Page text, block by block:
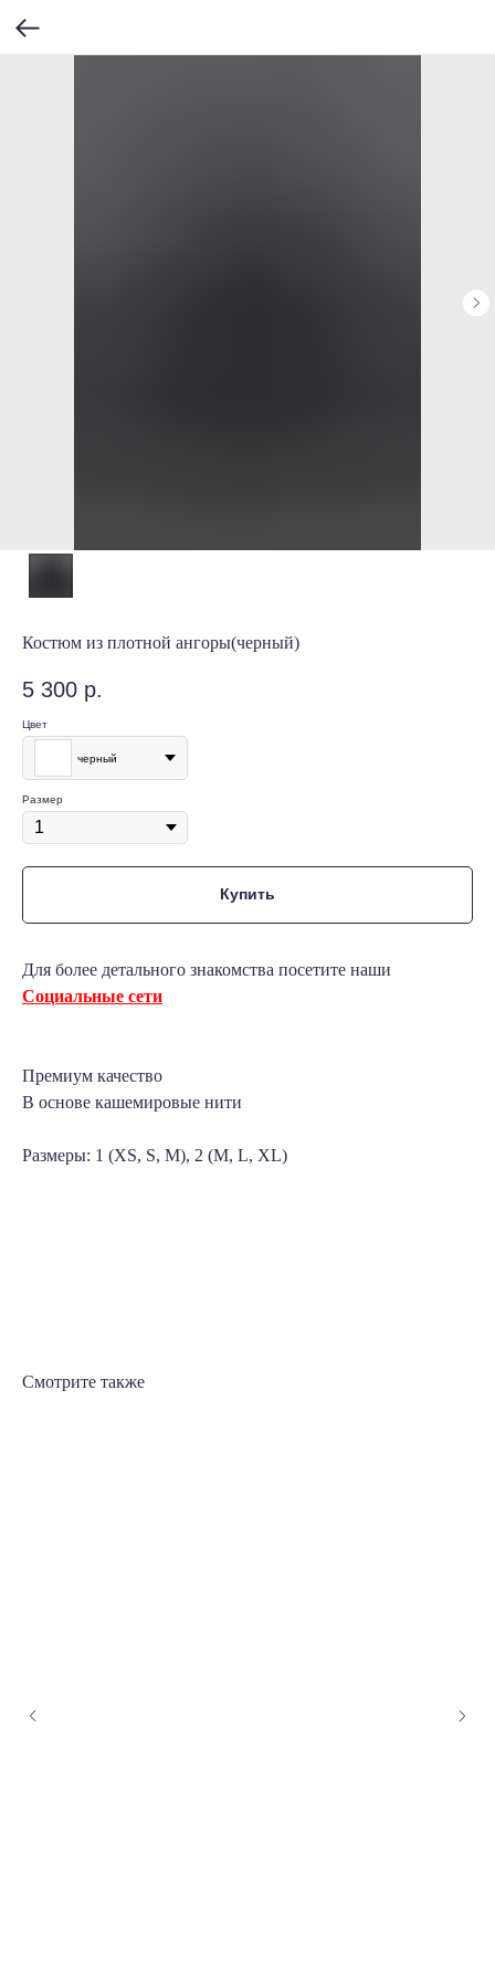
Костюм из плотной ангоры(черный)
5 300 р.
Цвет
черный
Размер
Купить
Для более детального знакомства посетите наши
Социальные сети
Премиум качество
В основе кашемировые нити
Размеры: 1 (XS, S, M), 2 (M, L, XL)
Смотрите также